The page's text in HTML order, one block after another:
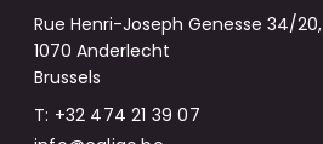
Rue Henri-Joseph Genesse 34/20,
1070 Anderlecht
Brussels
T: +32 474 21 39 07